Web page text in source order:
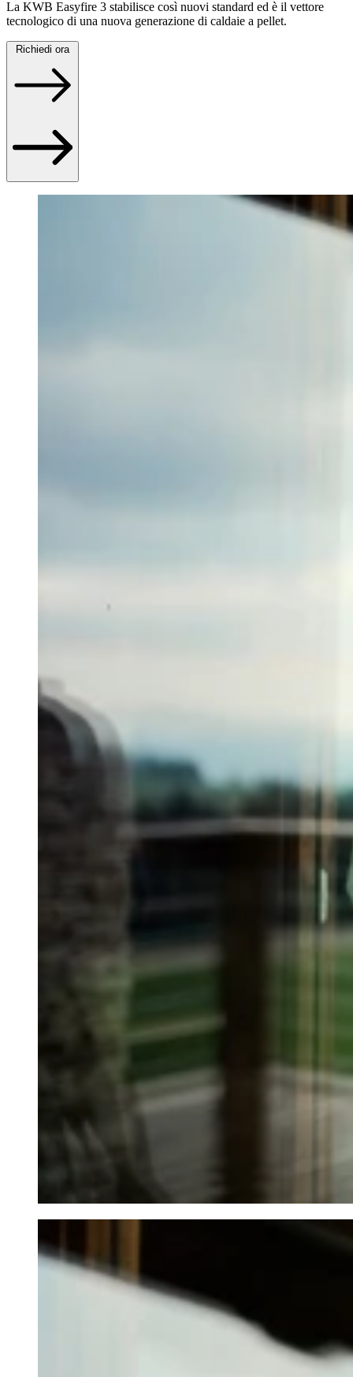
La KWB Easyfire 3 stabilisce così nuovi standard ed è il vettore
tecnologico di una nuova generazione di caldaie a pellet.
Richiedi ora